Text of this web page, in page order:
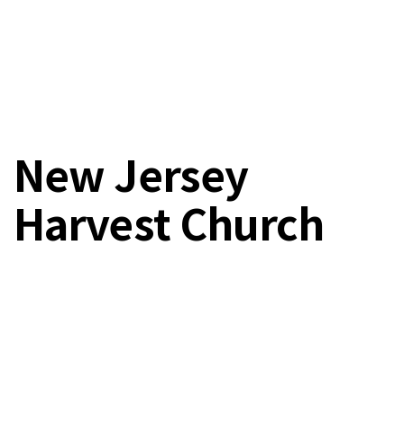
New Jersey
Harvest Church